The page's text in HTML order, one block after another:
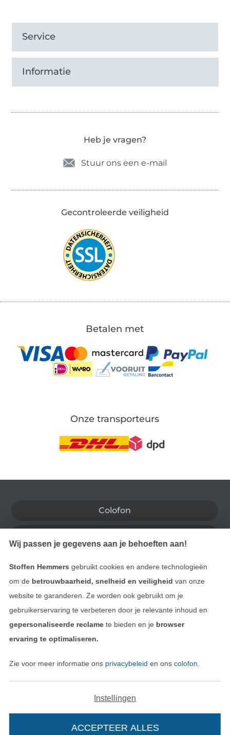
Service
Informatie
Heb je vragen?
Stuur ons een e-mail
Gecontroleerde veiligheid
Betalen met
Onze transporteurs
Colofon
Recht op retournering
Contact
Bestelling herroepen
Wij passen je gegevens aan je behoeften aan!
Stoffen Hemmers gebruikt cookies en andere technologieën
om de betrouwbaarheid, snelheid en veiligheid van onze
website te garanderen. Ze worden ook gebruikt om je
gebruikerservaring te verbeteren door je relevante inhoud en
gepersonaliseerde reclamete bieden en je browser
ervaring te optimaliseren.
Zie voor meer informatie ons privacybeleid en ons colofon
Instellingen
ACCEPTEER ALLES